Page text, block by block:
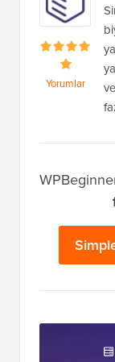
Yorumlar